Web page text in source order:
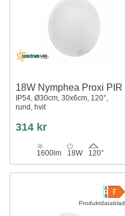
18W Nymphea Proxi PIR
IP54, Ø30cm, 30x6cm, 120°,
rund, hvit
314 kr
1600lm 18W 120°
Produktdatablad